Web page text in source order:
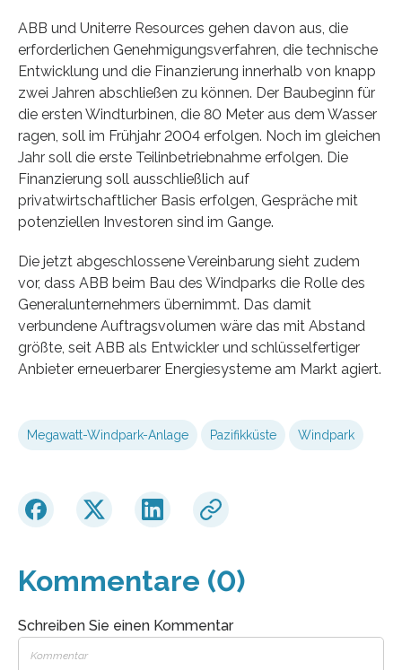
ABB und Uniterre Resources gehen davon aus, die
erforderlichen Genehmigungsverfahren, die technische
Entwicklung und die Finanzierung innerhalb von knapp
zwei Jahren abschließen zu können. Der Baubeginn für
die ersten Windturbinen, die 80 Meter aus dem Wasser
ragen, soll im Frühjahr 2004 erfolgen. Noch im gleichen
Jahr soll die erste Teilinbetriebnahme erfolgen. Die
Finanzierung soll ausschließlich auf
privatwirtschaftlicher Basis erfolgen, Gespräche mit
potenziellen Investoren sind im Gange.
Die jetzt abgeschlossene Vereinbarung sieht zudem
vor, dass ABB beim Bau des Windparks die Rolle des
Generalunternehmers übernimmt. Das damit
verbundene Auftragsvolumen wäre das mit Abstand
größte, seit ABB als Entwickler und schlüsselfertiger
Anbieter erneuerbarer Energiesysteme am Markt agiert.
Megawatt-Windpark-Anlage Pazifikküste Windpark
Kommentare (0)
Schreiben Sie einen Kommentar